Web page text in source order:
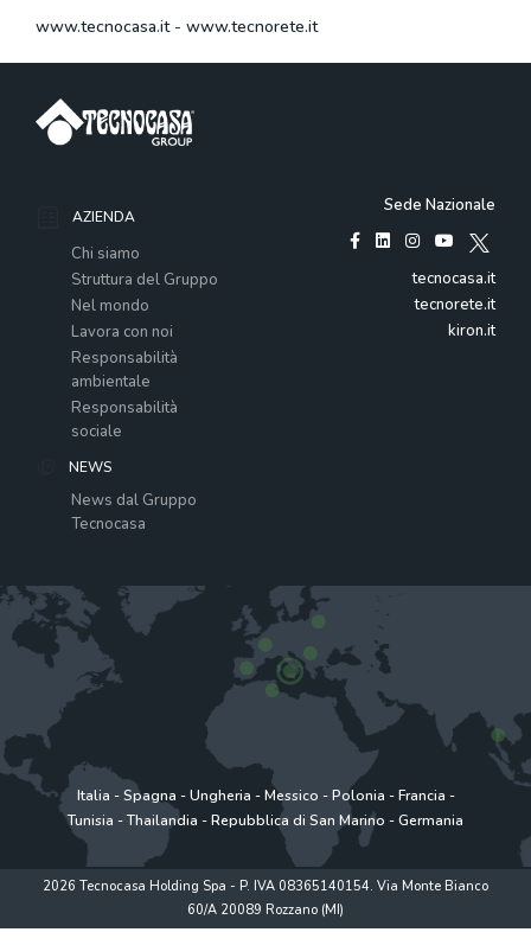
www.tecnocasa.it- www.tecnorete.it
AZIENDA
Chi siamo
Struttura del Gruppo
Nel mondo
Lavora con noi
Responsabilità
ambientale
Responsabilità
sociale
NEWS
News dal Gruppo
Tecnocasa
Sede Nazionale
tecnocasa.it
tecnorete.it
kiron.it
Italia -Spagna -Ungheria -Messico -Polonia -Francia -
Tunisia -Thailandia -Repubblica di San Marino -Germania
2026 Tecnocasa Holding Spa - P. IVA 08365140154. Via Monte Bianco
60/A 20089 Rozzano (MI)